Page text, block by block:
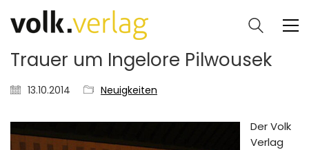
Trauer um Ingelore Pilwousek
13.10.2014 Neuigkeiten
Der Volk
Verlag